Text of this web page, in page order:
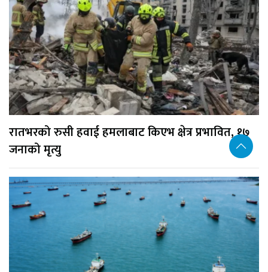
रातभरको रुसी हवाई हमलाबाट किएभ क्षेत्र प्रभावित, १७
जनाको मृत्यु